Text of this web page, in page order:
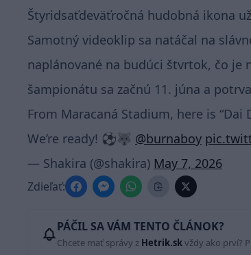
Štyridsaťdeväťročná hudobná ikona
Samotný videoklip sa natáčal na
naplánované na budúci štvrtok, čo je
šampionátu sa začnú 11. júna a
From Maracaná Stadium, here is “Dai
We’re ready! ⚽️🐺 @burnaboy
— Shakira (@shakira) May 7, 2026
Zdieľať:
PÁČIL SA VÁM TENTO ČLÁNOK?
Chcete mať správy z Hetrik.skvždy ako prví?